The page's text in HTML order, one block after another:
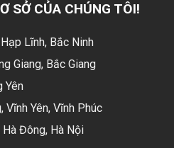
SỞ CỦA CHÚNG TÔI!
Lĩnh, Bắc Ninh
Giang, Bắc Giang
Yên
Vĩnh Yên, Vĩnh Phúc
Đông, Hà Nội